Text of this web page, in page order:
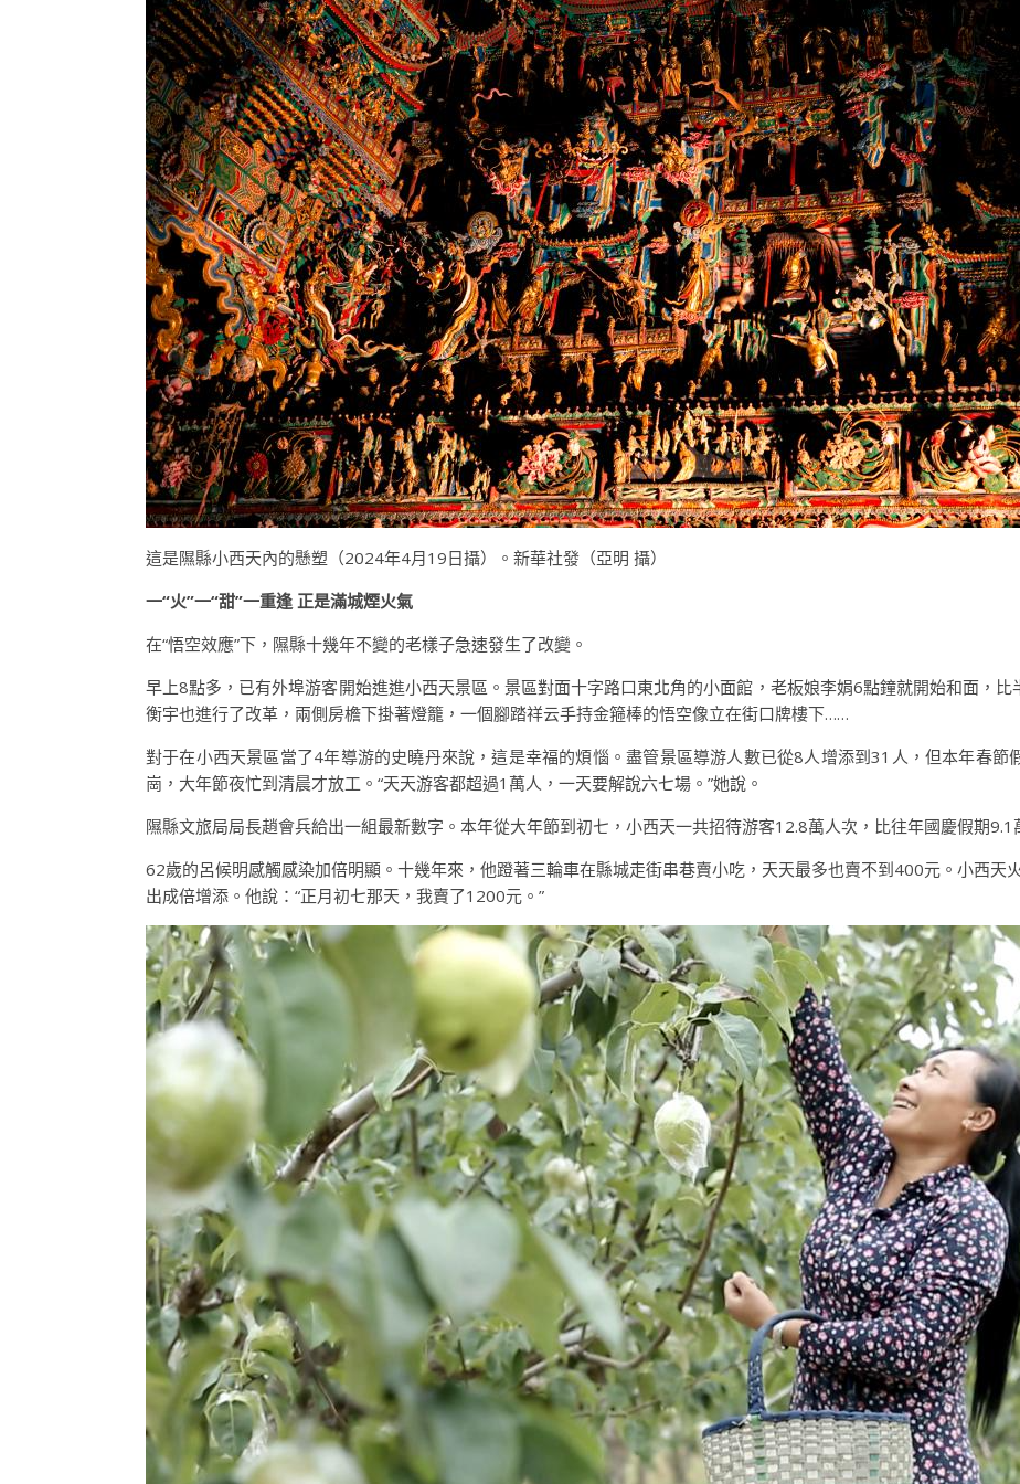
這是隰縣小西天內的懸塑（2024年4月19日攝）。新華社發（亞明 攝）
一“火”一“甜”一重逢 正是滿城煙火氣
在“悟空效應”下，隰縣十幾年不變的老樣子急速發生了改變。
早上8點多，已有外埠游客開始進進小西天景區。景區對面十字路口東北角的小面館，老板娘李娟6點鐘就開始和面，比
衡宇也進行了改革，兩側房檐下掛著燈籠，一個腳踏祥云手持金箍棒的悟空像立在街口牌樓下……
對于在小西天景區當了4年導游的史曉丹來說，這是幸福的煩惱。盡管景區導游人數已從8人增添到31人，但本年春節
崗，大年節夜忙到清晨才放工。“天天游客都超過1萬人，一天要解說六七場。”她說。
隰縣文旅局局長趙會兵給出一組最新數字。本年從大年節到初七，小西天一共招待游客12.8萬人次，比往年國慶假期9.1
62歲的呂候明感觸感染加倍明顯。十幾年來，他蹬著三輪車在縣城走街串巷賣小吃，天天最多也賣不到400元。小西天
出成倍增添。他說：“正月初七那天，我賣了1200元。”